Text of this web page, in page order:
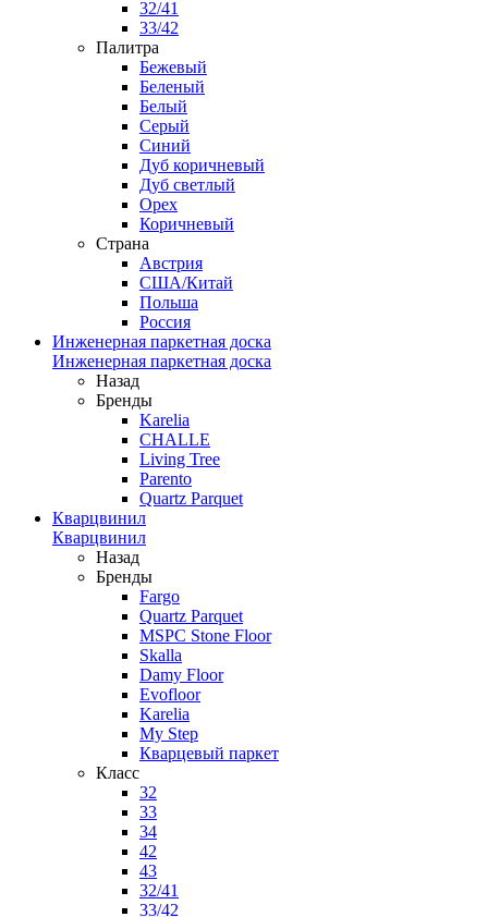
32/41
33/42
Палитра
Бежевый
Беленый
Белый
Серый
Синий
Дуб коричневый
Дуб светлый
Орех
Коричневый
Страна
Австрия
США/Китай
Польша
Россия
Инженерная паркетная доска
Инженерная паркетная доска
Назад
Бренды
Karelia
CHALLE
Living Tree
Parento
Quartz Parquet
Кварцвинил
Кварцвинил
Назад
Бренды
Fargo
Quartz Parquet
MSPC Stone Floor
Skalla
Damy Floor
Evofloor
Karelia
My Step
Кварцевый паркет
Класс
32
33
34
42
43
32/41
33/42